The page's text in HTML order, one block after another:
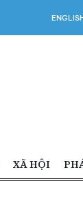
XÃ HỘI